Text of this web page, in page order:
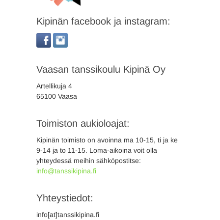
Kipinän facebook ja instagram:
Vaasan tanssikoulu Kipinä Oy
Artellikuja 4
65100 Vaasa
Toimiston aukioloajat:
Kipinän toimisto on avoinna ma 10-15, ti ja ke
9-14 ja to 11-15. Loma-aikoina voit olla
yhteydessä meihin sähköpostitse:
info@tanssikipina.fi
Yhteystiedot:
info[at]tanssikipina.fi